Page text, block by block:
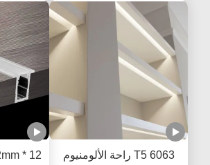
6063 T5 راحة الألومنيوم